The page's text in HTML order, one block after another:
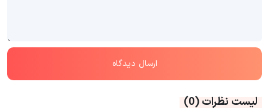
لیست نظرات(0)